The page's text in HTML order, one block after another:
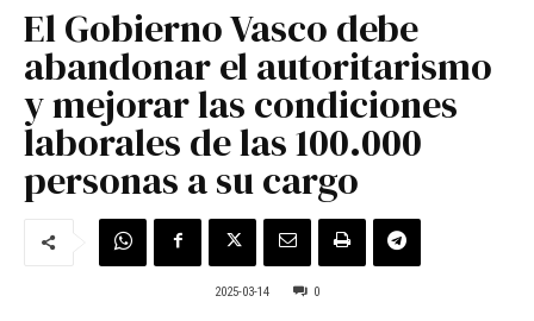
El Gobierno Vasco debe
abandonar el autoritarismo
y mejorar las condiciones
laborales de las 100.000
personas a su cargo
2025-03-14 0